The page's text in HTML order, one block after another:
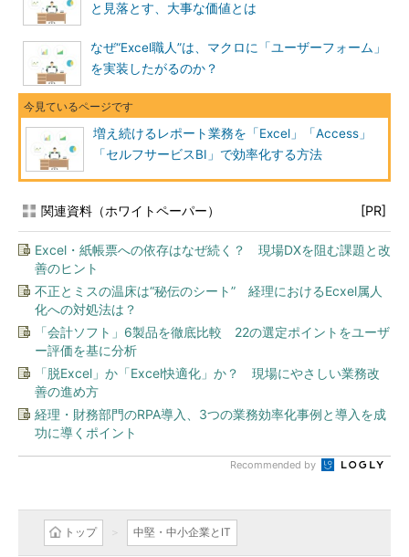
と見落とす、大事な価値とは
なぜ“Excel職人”は、マクロに「ユーザーフォーム」
を実装したがるのか？
増え続けるレポート業務を「Excel」「Access」
「セルフサービスBI」で効率化する方法
関連資料（ホワイトペーパー） [PR]
Excel・紙帳票への依存はなぜ続く？ 現場DXを阻む課題と改
善のヒント
不正とミスの温床は“秘伝のシート” 経理におけるEcxel属人
化への対処法は？
「会計ソフト」6製品を徹底比較 22の選定ポイントをユーザ
ー評価を基に分析
「脱Excel」か「Excel快適化」か？ 現場にやさしい業務改
善の進め方
経理・財務部門のRPA導入、3つの業務効率化事例と導入を成
功に導くポイント
Recommended by
トップ 中堅・中小企業とIT